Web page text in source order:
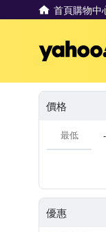
首頁購物中
價格
-
優惠